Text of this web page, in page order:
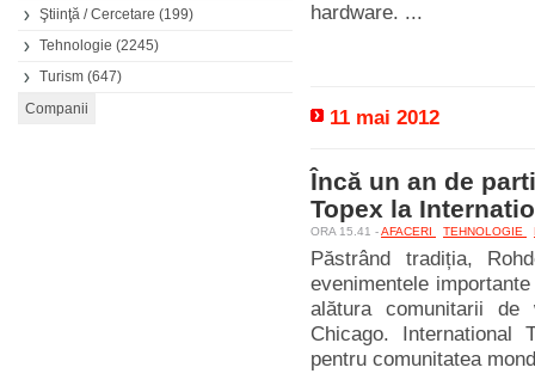
Ştiinţă / Cercetare (199)
Tehnologie (2245)
Turism (647)
hardware. ...
11 mai 2012
Încă un an de
Topex la
ORA 15.41 -AFACERI TEHNOLOGIE
Păstrând tradiția,
evenimentele
alătura comunitarii de
Chicago. International
pentru comunitatea